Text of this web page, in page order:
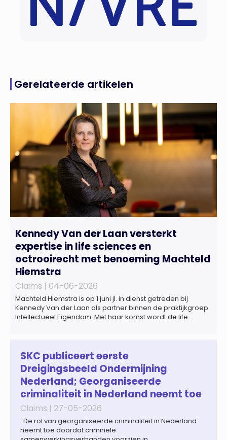
Gerelateerde artikelen
Kennedy Van der Laan versterkt
expertise in life sciences en
octrooirecht met benoeming Machteld
Hiemstra
Claims | 04-06-2026
Machteld Hiemstra is op 1 juni jl. in dienst getreden bij
Kennedy Van der Laan als partner binnen de praktijkgroep
Intellectueel Eigendom. Met haar komst wordt de life
regelgeving relevant voor de life sciences sector en de […]
SKC publiceert eerste
Dreigingsbeeld Ondermijning
Nederland; Georganiseerde
criminaliteit in Nederland neemt toe
Claims | 27-05-2026
De rol van georganiseerde criminaliteit in Nederland
neemt toe doordat criminele